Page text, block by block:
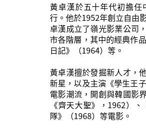
黃卓漢於五十年代初擔
行。他於1952年創立自由
卓漢成立了嶺光影業公司
市各階層，其中的經典作
日記》（1964）等。
黃卓漢擅於發掘新人才，
新星，以及主演《學生王
電影潮流，開創與韓國影
《齊天大聖》，1962）
隊》（1968）等電影。